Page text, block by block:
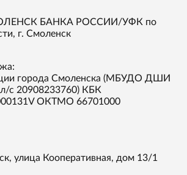
БАНКА РОССИИ/УФК по
г. Смоленск
города Смоленска (МБУДО ДШИ
л/с 20908233760) КБК
ОКТМО 66701000
улица Кооперативная, дом 13/1